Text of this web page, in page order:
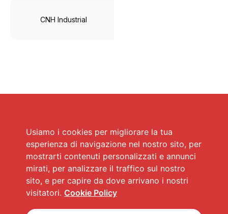
Usiamo i cookies per migliorare la tua
esperienza di navigazione nel nostro sito, per
mostrarti contenuti personalizzati e annunci
mirati, per analizzare il traffico sul nostro
sito, e per capire da dove arrivano i nostri
visitatori. Cookie Policy
CNH Industrial